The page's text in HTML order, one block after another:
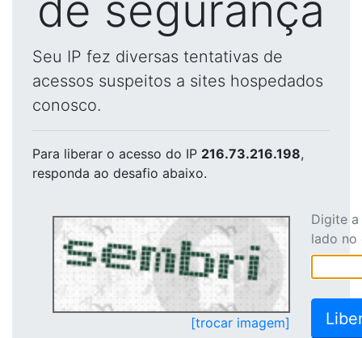
Seu IP fez diversas tentativas de
acessos suspeitos a sites hospedados
conosco.
Para liberar o acesso do IP 216.73.216.198,
responda ao desafio abaixo.
[trocar imagem]
Digite
lado no